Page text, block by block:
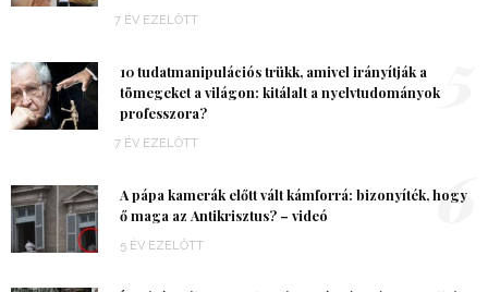
7 ÉV EZELŐTT
10 tudatmanipulációs trükk, amivel irányítják a
tömegeket a világon: kitálalt a nyelvtudományok
professzora?
7 ÉV EZELŐTT
A pápa kamerák előtt vált kámforrá: bizonyíték, hogy
ő maga az Antikrisztus? – videó
5 ÉV EZELŐTT
6